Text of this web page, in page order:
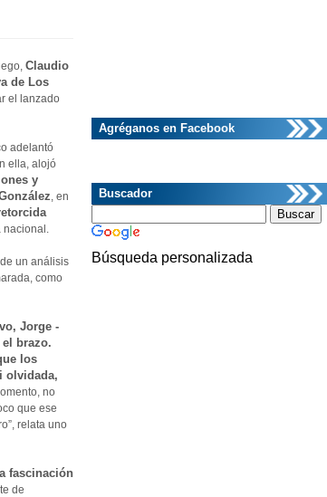
Claudio
de Los
el lanzado
adelantó
ella, alojó
y
, en
nacional.
un análisis
como
Jorge -
brazo.
los
olvidada,
no
que ese
relata uno
fascinación
de
Agréganos en Facebook
Buscador
Búsqueda personalizada